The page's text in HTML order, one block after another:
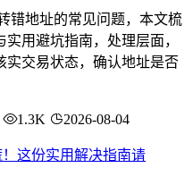
错地址的常见问题，本文梳
用避坑指南，处理层面，
实交易状态，确认地址是否
1.3K 2026-08-04